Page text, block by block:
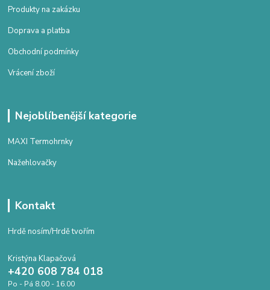
Produkty na zakázku
Doprava a platba
Obchodní podmínky
Vrácení zboží
Nejoblíbenější kategorie
MAXI Termohrnky
Nažehlovačky
Kontakt
Hrdě nosím/Hrdě tvořím
Kristýna Klapačová
+420 608 784 018
Po - Pá 8.00 - 16.00